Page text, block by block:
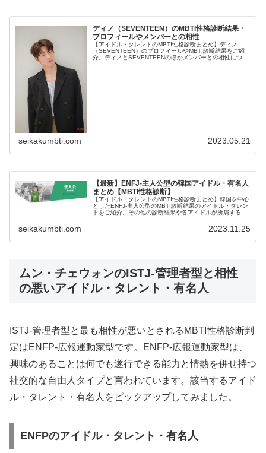
ディノ（SEVENTEEN）のMBTI性格診断結果・
プロフィールやメンバーとの相性
【アイドル・タレントのMBTI性格診断まとめ】ディノ
（SEVENTEEN）のプロフィールやMBTI診断結果をご紹
介。ディノとSEVENTEENのほかメンバーとの相性につい
seikakumbti.com 2023.05.21
【最新】ENFJ-主人公型の韓国アイドル・有名人
まとめ【MBTI性格診断】
【アイドル・タレントのMBTI性格診断まとめ】韓国を中心
としたENFJ-主人公型のMBTI診断結果のアイドル・タレン
トをご紹介。その他の診断結果や各アイドルが所属するグ
seikakumbti.com 2023.11.25
ムン・チェウォンのISTJ-管理者型と相性
の悪いアイドル・タレント・有名人
ISTJ-管理者型と最も相性が悪いとされるMBTI性格診断判
定はENFP-広報運動家型です。ENFP-広報運動家型は、
興味のあることは何でも遂行できる能力と情熱を併せ持つ
社交的な自由人タイプと言われています。該当するアイド
ル・タレント・有名人をピックアップしてみました。
ENFPのアイドル・タレント・有名人